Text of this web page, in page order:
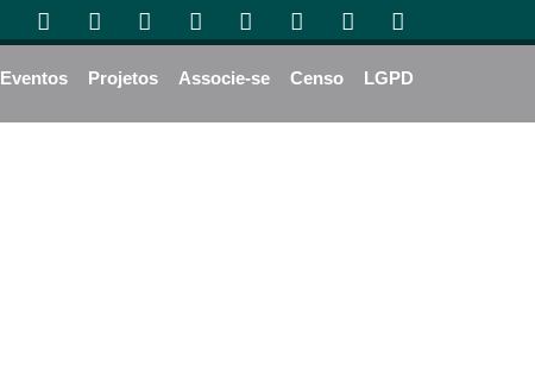
Eventos Projetos Associe-se Censo LGPD